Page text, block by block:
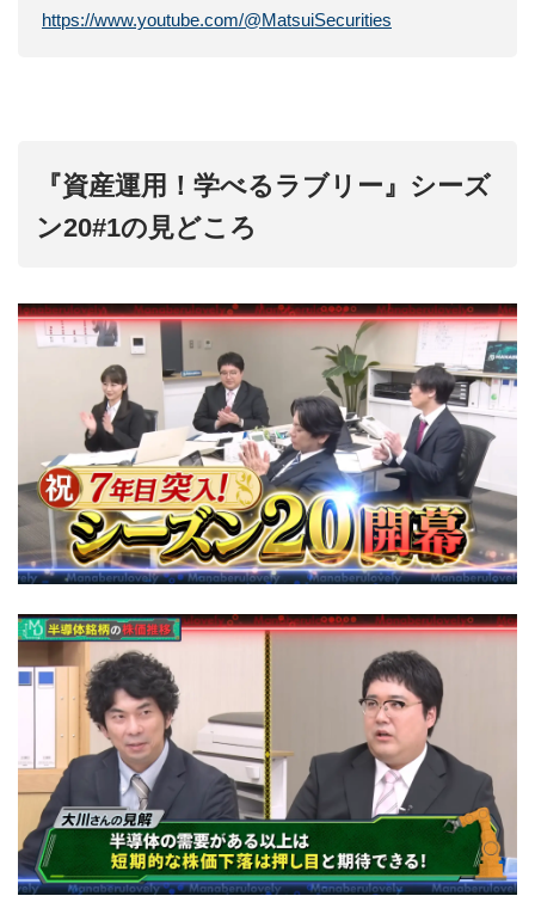
https://www.youtube.com/@MatsuiSecurities
『資産運用！学べるラブリー』シーズ
ン20#1の見どころ